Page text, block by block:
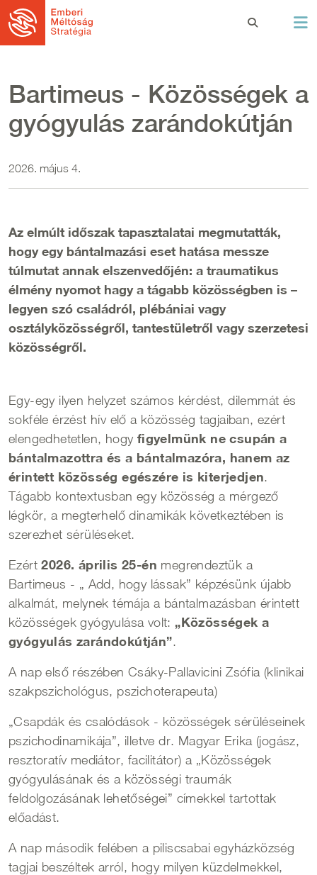
Ugrás a tartalomra
Bartimeus - Közösségek a
gyógyulás zarándokútján
2026. május 4.
Az elmúlt időszak tapasztalatai megmutatták,
hogy egy bántalmazási eset hatása messze
túlmutat annak elszenvedőjén: a traumatikus
élmény nyomot hagy a tágabb közösségben is –
legyen szó családról, plébániai vagy
osztályközösségről, tantestületről vagy szerzetesi
közösségről.
Egy-egy ilyen helyzet számos kérdést, dilemmát és
sokféle érzést hív elő a közösség tagjaiban, ezért
elengedhetetlen, hogy figyelmünk ne csupán a
bántalmazottra és a bántalmazóra, hanem az
érintett közösség egészére is kiterjedjen.
Tágabb kontextusban egy közösség a mérgező
légkör, a megterhelő dinamikák következtében is
szerezhet sérüléseket.
Ezért2026. április 25-én megrendeztük a
Bartimeus - „ Add, hogy lássak” képzésünk újabb
alkalmát, melynek témája a bántalmazásban érintett
közösségek gyógyulása volt: „Közösségek a
gyógyulás zarándokútján”.
A nap első részében Csáky-Pallavicini Zsófia (klinikai
szakpszichológus, pszichoterapeuta)
„Csapdák és csalódások - közösségek sérüléseinek
pszichodinamikája”, illetve dr. Magyar Erika (jogász,
resztoratív mediátor, facilitátor) a „Közösségek
gyógyulásának és a közösségi traumák
feldolgozásának lehetőségei” címekkel tartottak
előadást.
A nap második felében a piliscsabai egyházközség
tagjai beszéltek arról, hogy milyen küzdelmekkel,